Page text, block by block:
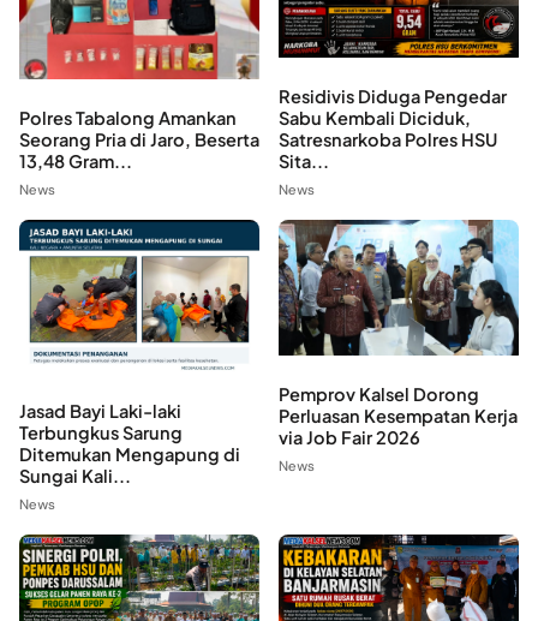
Polres Tabalong Amankan
Seorang Pria di Jaro, Beserta
13,48 Gram...
News
Residivis Diduga Pengedar
Sabu Kembali Diciduk,
Satresnarkoba Polres HSU
Sita...
News
Jasad Bayi Laki-laki
Terbungkus Sarung
Ditemukan Mengapung di
Sungai Kali...
News
Pemprov Kalsel Dorong
Perluasan Kesempatan Kerja
via Job Fair 2026
News